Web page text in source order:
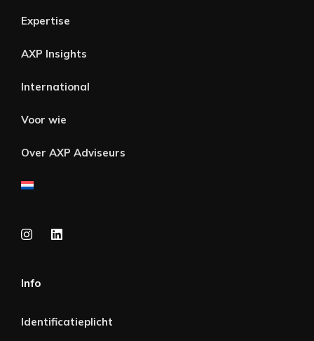
Expertise
AXP Insights
International
Voor wie
Over AXP Adviseurs
Info
Identificatieplicht